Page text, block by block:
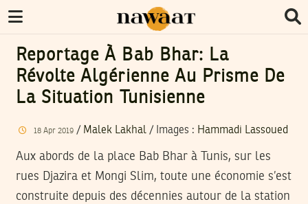
Reportage À Bab Bhar: La
Révolte Algérienne Au Prisme De
La Situation Tunisienne
18 Apr 2019/ Malek Lakhal / Images : Hammadi Lassoued
Aux abords de la place Bab Bhar à Tunis, sur les
rues Djazira et Mongi Slim, toute une économie s’est
construite depuis des décennies autour de la station